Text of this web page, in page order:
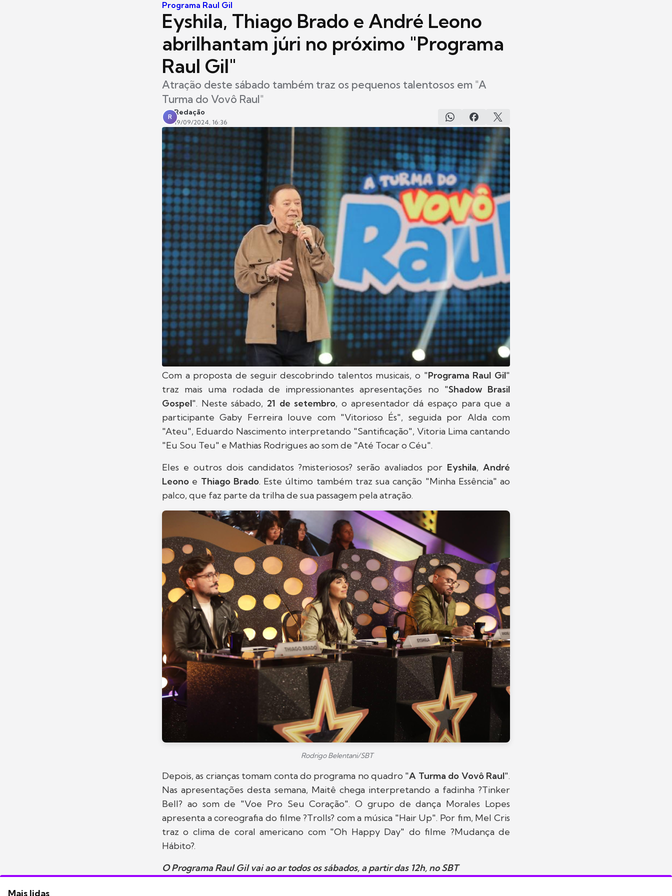
Programa Raul Gil
Eyshila, Thiago Brado e André Leono
abrilhantam júri no próximo "Programa
Raul Gil"
Atração deste sábado também traz os pequenos talentosos em "A
Turma do Vovô Raul"
R
Redação
19/09/2024, 16:36
Com a proposta de seguir descobrindo talentos musicais, o "Programa Raul Gil"
traz mais uma rodada de impressionantes apresentações no "Shadow Brasil
Gospel". Neste sábado, 21 de setembro, o apresentador dá espaço para que a
participante Gaby Ferreira louve com "Vitorioso És", seguida por Alda com
"Ateu", Eduardo Nascimento interpretando "Santificação", Vitoria Lima cantando
"Eu Sou Teu" e Mathias Rodrigues ao som de "Até Tocar o Céu".
Eles e outros dois candidatos ?misteriosos? serão avaliados por Eyshila,André
Leono e Thiago Brado. Este último também traz sua canção "Minha Essência" ao
palco, que faz parte da trilha de sua passagem pela atração.
Rodrigo Belentani/SBT
Depois, as crianças tomam conta do programa no quadro "A Turma do Vovô Raul".
Nas apresentações desta semana, Maitê chega interpretando a fadinha ?Tinker
Bell? ao som de "Voe Pro Seu Coração". O grupo de dança Morales Lopes
apresenta a coreografia do filme ?Trolls? com a música "Hair Up". Por fim, Mel Cris
traz o clima de coral americano com "Oh Happy Day" do filme ?Mudança de
Hábito?.
O Programa Raul Gil vai ao ar todos os sábados, a partir das 12h, no SBT
Mais lidas